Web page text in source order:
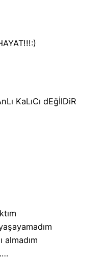
KaLıCı dEğİlDiR
almadım